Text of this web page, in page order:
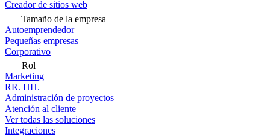
Creador de sitios web
Tamaño de la empresa
Autoemprendedor
Pequeñas empresas
Corporativo
Rol
Marketing
RR. HH.
Administración de proyectos
Atención al cliente
Ver todas las soluciones
Integraciones